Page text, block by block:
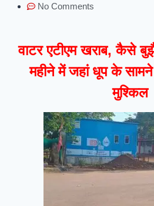
No Comments
वाटर एटीएम खराब, कैसे
महीने में जहां धूप के सामने
मुश्किल